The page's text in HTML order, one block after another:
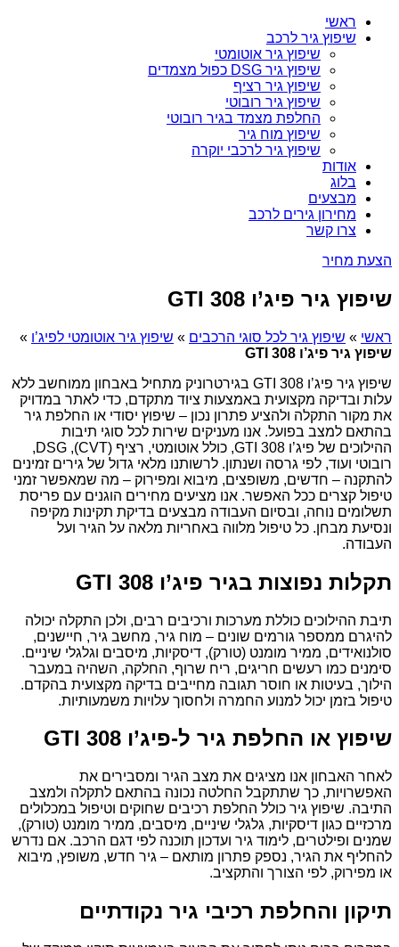
ראשי
שיפוץ גיר לרכב
שיפוץ גיר אוטומטי
שיפוץ גיר DSG כפול מצמדים
שיפוץ גיר רציף
שיפוץ גיר רובוטי
החלפת מצמד בגיר רובוטי
שיפוץ מוח גיר
שיפוץ גיר לרכבי יוקרה
אודות
בלוג
מבצעים
מחירון גירים לרכב
צרו קשר
הצעת מחיר
שיפוץ גיר פיג’ו 308 GTI
ראשי » שיפוץ גיר לכל סוגי הרכבים » שיפוץ גיר אוטומטי לפיג’ו »
שיפוץ גיר פיג’ו 308 GTI
שיפוץ גיר פיג’ו 308 GTI בגירטרוניק מתחיל באבחון ממוחשב ללא
עלות ובדיקה מקצועית באמצעות ציוד מתקדם, כדי לאתר במדויק
את מקור התקלה ולהציע פתרון נכון – שיפוץ יסודי או החלפת גיר
בהתאם למצב בפועל. אנו מעניקים שירות לכל סוגי תיבות
ההילוכים של פיג’ו 308 GTI, כולל אוטומטי, רציף (CVT), DSG,
רובוטי ועוד, לפי גרסה ושנתון. לרשותנו מלאי גדול של גירים זמינים
להתקנה – חדשים, משופצים, מיבוא ומפירוק – מה שמאפשר זמני
טיפול קצרים ככל האפשר. אנו מציעים מחירים הוגנים עם פריסת
תשלומים נוחה, ובסיום העבודה מבצעים בדיקת תקינות מקיפה
ונסיעת מבחן. כל טיפול מלווה באחריות מלאה על הגיר ועל
העבודה.
תקלות נפוצות בגיר פיג’ו 308 GTI
תיבת ההילוכים כוללת מערכות ורכיבים רבים, ולכן התקלה יכולה
להיגרם ממספר גורמים שונים – מוח גיר, מחשב גיר, חיישנים,
סולנואידים, ממיר מומנט (טורק), דיסקיות, מיסבים וגלגלי שיניים.
סימנים כמו רעשים חריגים, ריח שרוף, החלקה, השהיה במעבר
הילוך, בעיטות או חוסר תגובה מחייבים בדיקה מקצועית בהקדם.
טיפול בזמן יכול למנוע החמרה ולחסוך עלויות משמעותיות.
שיפוץ או החלפת גיר ל-פיג’ו 308 GTI
לאחר האבחון אנו מציגים את מצב הגיר ומסבירים את
האפשרויות, כך שתתקבל החלטה נכונה בהתאם לתקלה ולמצב
התיבה. שיפוץ גיר כולל החלפת רכיבים שחוקים וטיפול במכלולים
מרכזיים כגון דיסקיות, גלגלי שיניים, מיסבים, ממיר מומנט (טורק),
שמנים ופילטרים, לימוד גיר ועדכון תוכנה לפי דגם הרכב. אם נדרש
להחליף את הגיר, נספק פתרון מותאם – גיר חדש, משופץ, מיבוא
או מפירוק, לפי הצורך והתקציב.
תיקון והחלפת רכיבי גיר נקודתיים